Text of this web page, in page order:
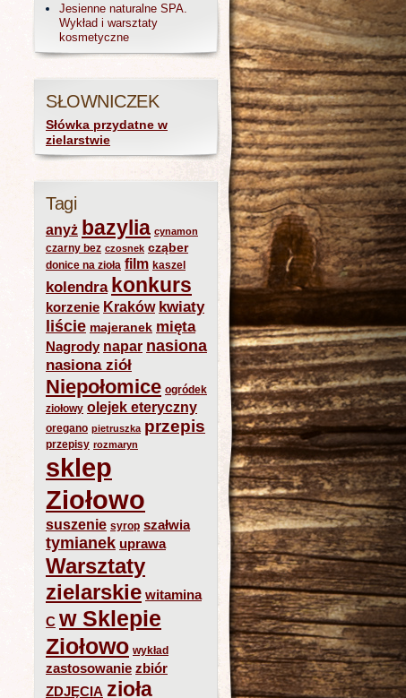
Jesienne naturalne SPA.
Wykład i warsztaty
kosmetyczne
SŁOWNICZEK
Słówka przydatne w
zielarstwie
Tagi
anyż bazylia cynamon
czarny bez czosnek cząber
donice na zioła film kaszel
kolendra konkurs
korzenie Kraków kwiaty
liście majeranek mięta
Nagrody napar nasiona
nasiona ziół
Niepołomice ogródek
ziołowy olejek eteryczny
oregano pietruszka przepis
przepisy rozmaryn
sklep
Ziołowo
suszenie syrop szałwia
tymianek uprawa
Warsztaty
zielarskie witamina
C w Sklepie
Ziołowo wykład
zastosowanie zbiór
ZDJĘCIA zioła